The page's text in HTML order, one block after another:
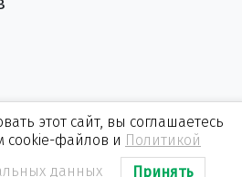
этот сайт, вы соглашаетесь
cookie-файлов и Политикой
данных
Принять